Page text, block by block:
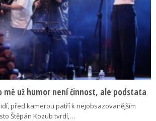
mě už humor není činnost, ale podstata
před kamerou patří k nejobsazovanějším
Štěpán Kozub tvrdí,…